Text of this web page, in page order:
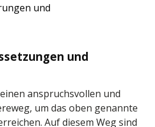
und
und
anspruchsvollen und
um das oben genannte
Auf diesem Weg sind